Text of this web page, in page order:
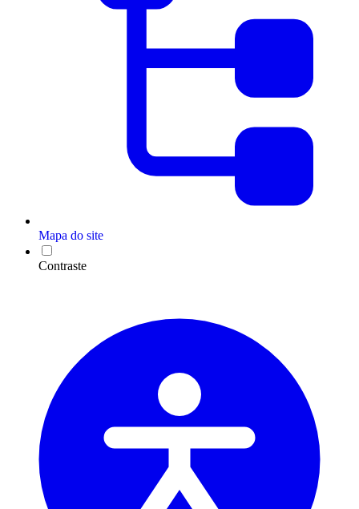
Mapa do site
Contraste